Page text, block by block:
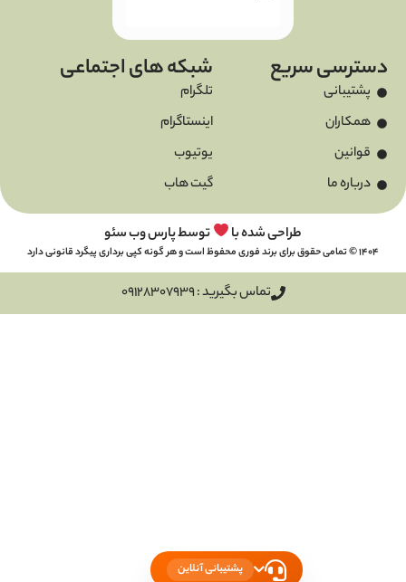
شبکه های اجتماعی
توسط پارس وب سئو
تماس بگیرید : 09128307939
پشتیبانی آنلاین